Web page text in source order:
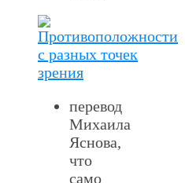
перевод
Михаила
Яснова,
что
само